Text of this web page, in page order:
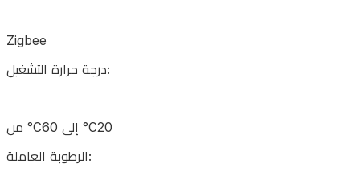
درجة
حرارة
Zigbee
درجة حرارة التشغيل:
من °C60 إلى °C20
الرطوبة العاملة: